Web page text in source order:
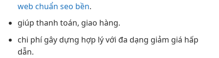
web chuẩn seo bền.
giúp thanh toán, giao hàng.
chi phí gây dựng hợp lý với đa dạng giảm giá hấp
dẫn.